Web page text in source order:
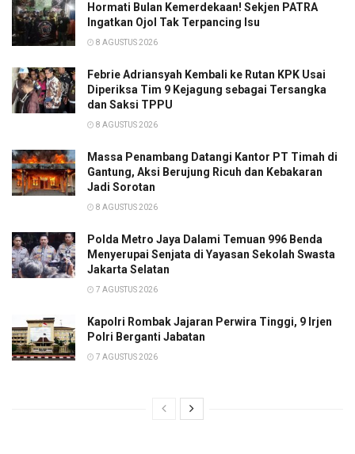
Hormati Bulan Kemerdekaan! Sekjen PATRA
Ingatkan Ojol Tak Terpancing Isu
8 AGUSTUS 2026
Febrie Adriansyah Kembali ke Rutan KPK Usai
Diperiksa Tim 9 Kejagung sebagai Tersangka
dan Saksi TPPU
8 AGUSTUS 2026
Massa Penambang Datangi Kantor PT Timah di
Gantung, Aksi Berujung Ricuh dan Kebakaran
Jadi Sorotan
8 AGUSTUS 2026
Polda Metro Jaya Dalami Temuan 996 Benda
Menyerupai Senjata di Yayasan Sekolah Swasta
Jakarta Selatan
7 AGUSTUS 2026
Kapolri Rombak Jajaran Perwira Tinggi, 9 Irjen
Polri Berganti Jabatan
7 AGUSTUS 2026